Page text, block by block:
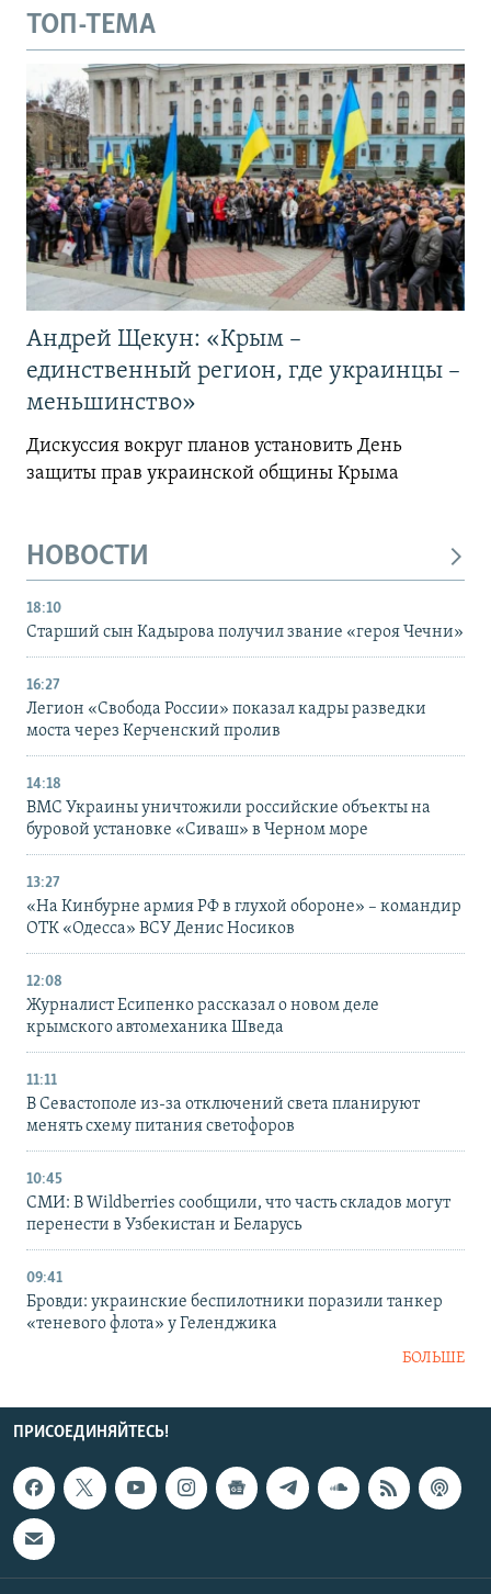
ТОП-ТЕМА
Андрей Щекун: «Крым –
единственный регион, где украинцы –
меньшинство»
Дискуссия вокруг планов установить День
защиты прав украинской общины Крыма
НОВОСТИ
18:10
Старший сын Кадырова получил звание «героя Чечни»
16:27
Легион «Свобода России» показал кадры разведки
моста через Керченский пролив
14:18
ВМС Украины уничтожили российские объекты на
буровой установке «Сиваш» в Черном море
13:27
«На Кинбурне армия РФ в глухой обороне» – командир
ОТК «Одесса» ВСУ Денис Носиков
12:08
Журналист Есипенко рассказал о новом деле
крымского автомеханика Шведа
11:11
В Севастополе из-за отключений света планируют
менять схему питания светофоров
10:45
СМИ: В Wildberries сообщили, что часть складов могут
перенести в Узбекистан и Беларусь
09:41
Бровди: украинские беспилотники поразили танкер
«теневого флота» у Геленджика
БОЛЬШЕ
ПРИСОЕДИНЯЙТЕСЬ!